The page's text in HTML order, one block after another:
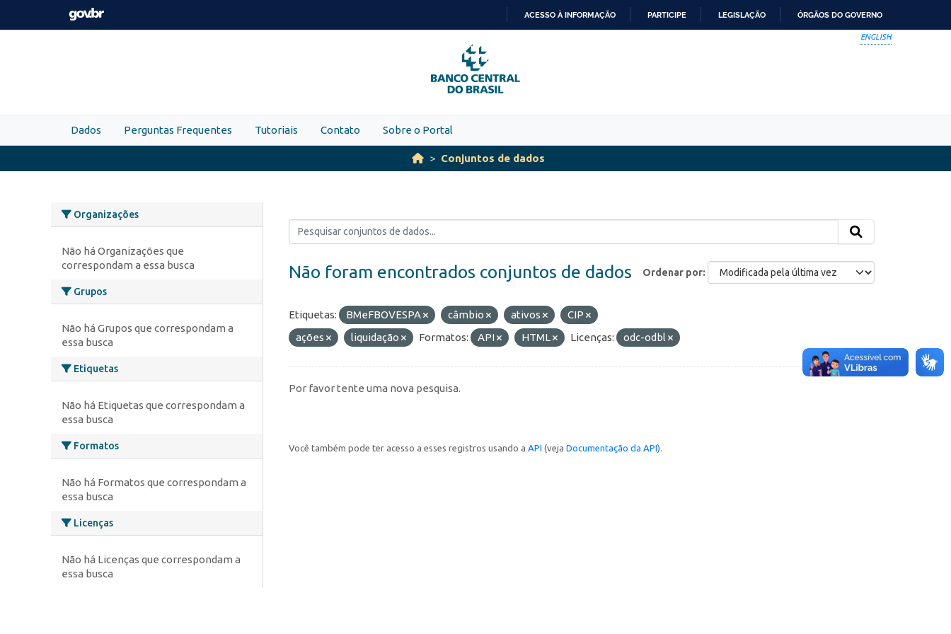
Skip to main content
PARA
O
CONTEÚDO
ACESSO À INFORMAÇÃO PARTICIPE LEGISLAÇÃO ÓRGÃOS DO GOVERNO
ENGLISH
Dados Perguntas Frequentes Tutoriais Contato Sobre o Portal
Conjuntos de dados
Organizações
Não há Organizações que
correspondam a essa busca
Grupos
Não há Grupos que correspondam a
essa busca
Etiquetas
Não há Etiquetas que correspondam a
essa busca
Formatos
Não há Formatos que correspondam a
essa busca
Licenças
Não há Licenças que correspondam a
essa busca
Ordenar por
Não foram encontrados conjuntos de dados
Etiquetas: BMeFBOVESPA câmbio ativos
CIP
ações
liquidação Formatos: API HTML Licenças: odc-odbl
Por favor tente uma nova pesquisa.
Você também pode ter acesso a esses registros usando a API (veja Documentação da API).